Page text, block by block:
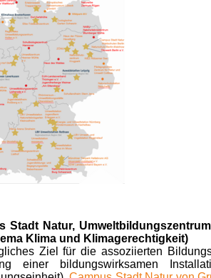
Stadt Natur,
Klima und Klimagerechtigkeit)
Ziel für die assoziierten
einer bildungswirksamen